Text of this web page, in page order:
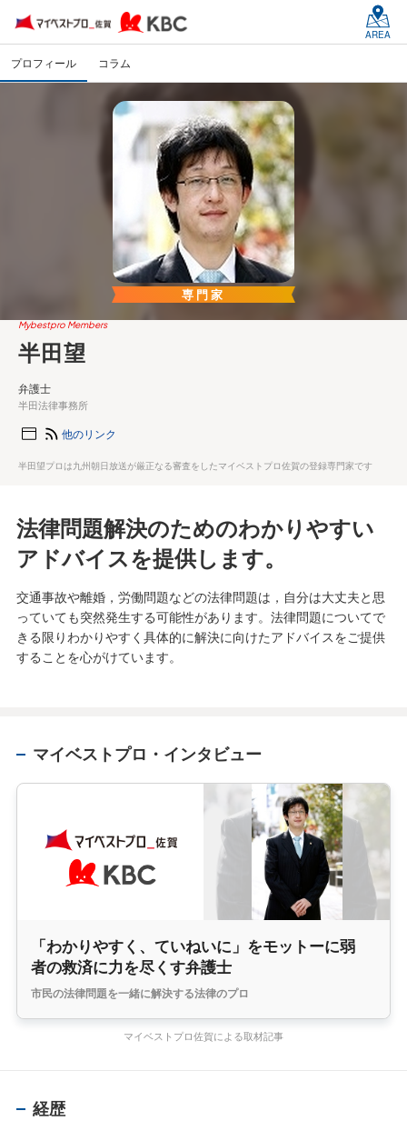
AREA
プロフィール コラム
専門家
Mybestpro Members
半田望
弁護士
半田法律事務所
他のリンク
半田望プロは九州朝日放送が厳正なる審査をしたマイベストプロ佐賀の登録専門家です
法律問題解決のためのわかりやすい
アドバイスを提供します。
交通事故や離婚，労働問題などの法律問題は，自分は大丈夫と思
っていても突然発生する可能性があります。法律問題についてで
きる限りわかりやすく具体的に解決に向けたアドバイスをご提供
することを心がけています。
マイベストプロ・インタビュー
「わかりやすく、ていねいに」をモットーに弱
者の救済に力を尽くす弁護士
市民の法律問題を一緒に解決する法律のプロ
マイベストプロ佐賀による取材記事
経歴